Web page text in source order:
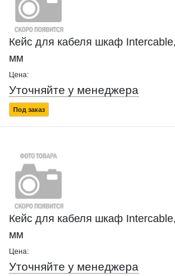
Кейс для кабеля шкаф
мм
Цена:
Уточняйте у менеджера
Под заказ
Кейс для кабеля шкаф
мм
Цена:
Уточняйте у менеджера